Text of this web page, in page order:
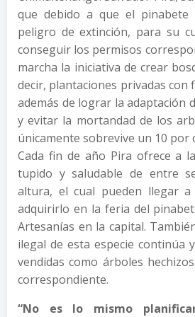
que debido a que el pinabete
peligro de extinción, para su
conseguir los permisos
marcha la iniciativa de crear
decir, plantaciones privadas con
además de lograr la adaptación
y evitar la mortandad de los
únicamente sobrevive un 10 por
Cada fin de año Pira ofrece a
tupido y saludable de entre
altura, el cual pueden llegar
adquirirlo en la feria del
Artesanías en la capital.
ilegal de esta especie continúa
vendidas como árboles
correspondiente.
“No es lo mismo